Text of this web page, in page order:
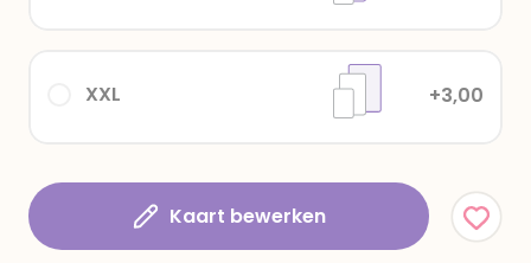
XXL +3,00
Kaart bewerken